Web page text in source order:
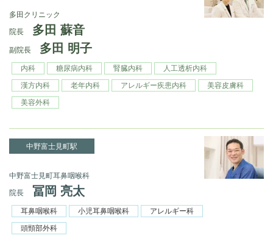
多田クリニック
院長
多田 蘇音
副院長 多田 明子
内科 糖尿病内科 腎臓内科
人工透析内科
漢方内科
老年内科 アレルギー疾患内科
美容皮膚科
美容外科
中野富士見町駅
中野富士見町耳鼻咽喉科
院長
冨岡 亮太
耳鼻咽喉科 小児耳鼻咽喉科
アレルギー科
頭頸部外科